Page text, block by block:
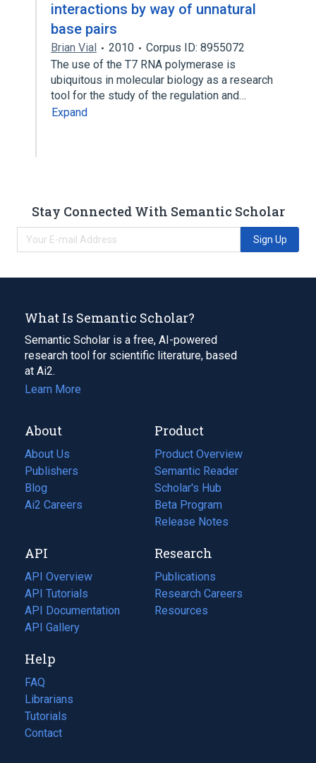
interactions by way of unnatural
base pairs
Brian Vial 2010
Corpus ID: 8955072
The use of the T7 RNA polymerase is
ubiquitous in molecular biology as a research
tool for the study of the regulation and…
Expand
Stay Connected With Semantic Scholar
Sign Up
What Is Semantic Scholar?
Semantic Scholar is a free, AI-powered
research tool for scientific literature, based
at Ai2.
Learn More
About
About Us
Publishers
Blog
(opens
in
tab)
Ai2 Careers
(opens
new
tab)
Product
Product Overview
Semantic Reader
Scholar's Hub
Beta Program
Release Notes
API
API Overview
API Tutorials
API Documentation
(opens
in
new
tab)
API Gallery
Research
Publications
(opens
in
a
Research Careers
(opens
in
Resources
(opens
Help
FAQ
Librarians
Tutorials
Contact